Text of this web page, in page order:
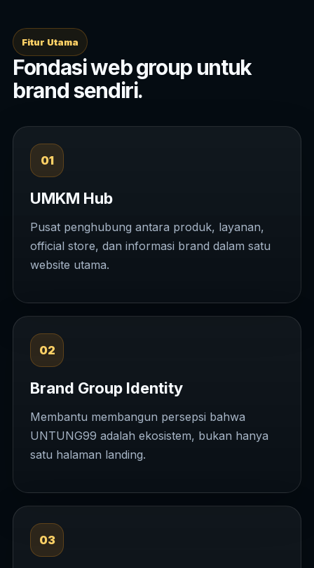
Fitur Utama
Fondasi web group untuk
brand sendiri.
01
UMKM Hub
Pusat penghubung antara produk, layanan,
official store, dan informasi brand dalam satu
website utama.
02
Brand Group Identity
Membantu membangun persepsi bahwa
UNTUNG99 adalah ekosistem, bukan hanya
satu halaman landing.
03